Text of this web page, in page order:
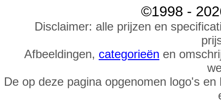
©1998 -
Disclaimer: alle prijzen en
Afbeeldingen, categorieën en
De op deze pagina opgenomen logo's